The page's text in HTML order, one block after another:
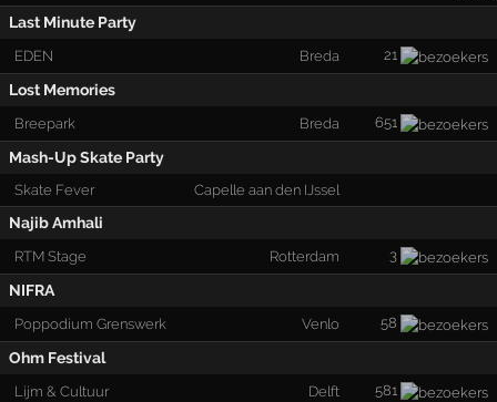
Last Minute Party
EDEN Breda 21
Lost Memories
Breepark Breda 651
Mash-Up Skate Party
Skate Fever Capelle aan den IJssel
Najib Amhali
RTM Stage Rotterdam 3
NIFRA
Poppodium Grenswerk Venlo 58
Ohm Festival
Lijm & Cultuur Delft 581